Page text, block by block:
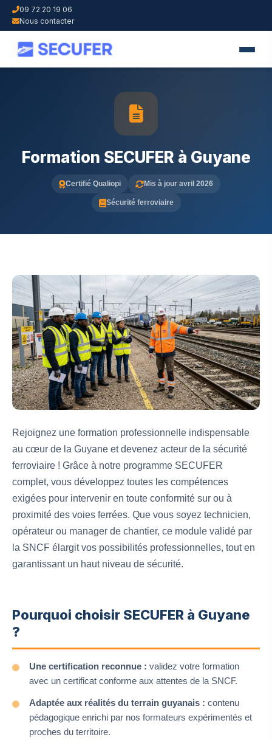
09 72 20 19 06
Nous contacter
Formation SECUFER à Guyane
Certifié Qualiopi Mis à jour avril 2026
Sécurité ferroviaire
Rejoignez une formation professionnelle indispensable
au cœur de la Guyane et devenez acteur de la sécurité
ferroviaire ! Grâce à notre programme SECUFER
complet, vous développez toutes les compétences
exigées pour intervenir en toute conformité sur ou à
proximité des voies ferrées. Que vous soyez technicien,
opérateur ou manager de chantier, ce module validé par
la SNCF élargit vos possibilités professionnelles, tout en
garantissant un haut niveau de sécurité.
Pourquoi choisir SECUFER à Guyane
?
Une certification reconnue : validez votre formation
avec un certificat conforme aux attentes de la SNCF.
Adaptée aux réalités du terrain guyanais : contenu
pédagogique enrichi par nos formateurs expérimentés et
proches du territoire.